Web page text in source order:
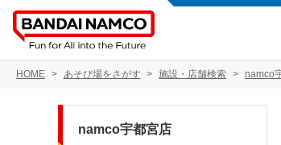
HOME あそび場をさがす 施設・店舗検索 namco
namco宇都宮店